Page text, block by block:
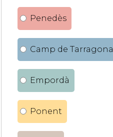
Penedès
Camp de Tarragona
Empordà
Ponent